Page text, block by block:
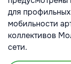
для
мобильности
коллективов
сети.